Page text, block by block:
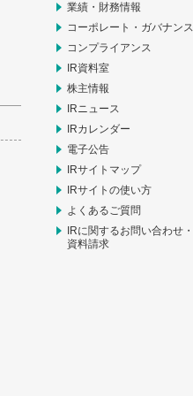
業績・財務情報
コーポレート・ガバナンス
コンプライアンス
IR資料室
株主情報
IRニュース
IRカレンダー
電子公告
IRサイトマップ
IRサイトの使い方
よくあるご質問
IRに関するお問い合わせ・
資料請求